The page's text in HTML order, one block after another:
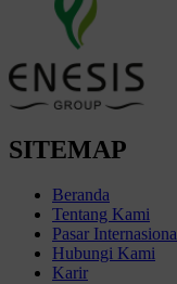
SITEMAP
Beranda
Tentang Kami
Pasar
Hubungi Kami
Karir